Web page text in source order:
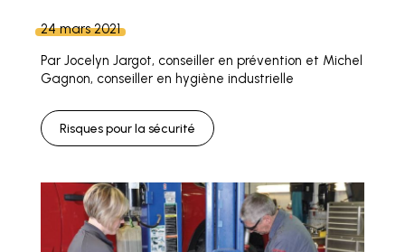
24 mars 2021
Par Jocelyn Jargot, conseiller en prévention et Michel
Gagnon, conseiller en hygiène industrielle
Risques pour la sécurité